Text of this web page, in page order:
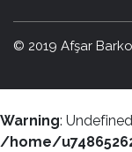
© 2019 Afşar
Warning:
/home/